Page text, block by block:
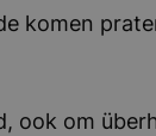
komen
ook om